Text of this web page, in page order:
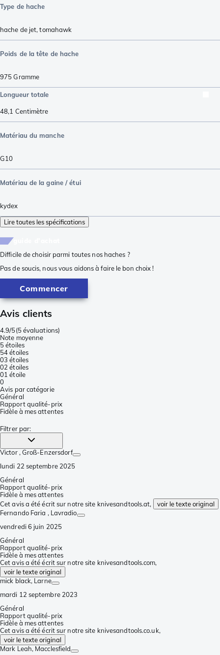
Type de hache
hache de jet,tomahawk
Poids de la tête de hache
975Gramme
Longueur totale
48,1 Centimètre
Matériau du manche
G10
Matériau de la gaine / étui
kydex
Lire toutes les spécifications
Difficile de choisir parmi toutes nos haches ?
Pas de soucis, nous vous aidons à faire le bon choix !
Commencer
Avis clients
4.9/5(5 évaluations)
Note moyenne
5 étoiles
54 étoiles
03 étoiles
02 étoiles
01 étoile
0
Avis par catégorie
Général
Rapport qualité-prix
Fidèle à mes attentes
Filtrer par:
Victor , Groß-Enzersdorf
lundi 22 septembre 2025
Général
Rapport qualité-prix
Fidèle à mes attentes
Cet avis a été écrit sur notre site knivesandtools.at,
voir le texte original
Fernando Faria , Lavradio
vendredi 6 juin 2025
Général
Rapport qualité-prix
Fidèle à mes attentes
Cet avis a été écrit sur notre site knivesandtools.com,
voir le texte original
mick black, Larne
mardi 12 septembre 2023
Général
Rapport qualité-prix
Fidèle à mes attentes
Cet avis a été écrit sur notre site knivesandtools.co.uk,
voir le texte original
Mark Leah, Macclesfield